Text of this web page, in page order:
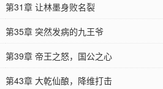
第31章 让林墨身败名裂
第35章 突然发病的九王爷
第39章 帝王之怒，国公之心
第43章 大乾仙酿，降维打击